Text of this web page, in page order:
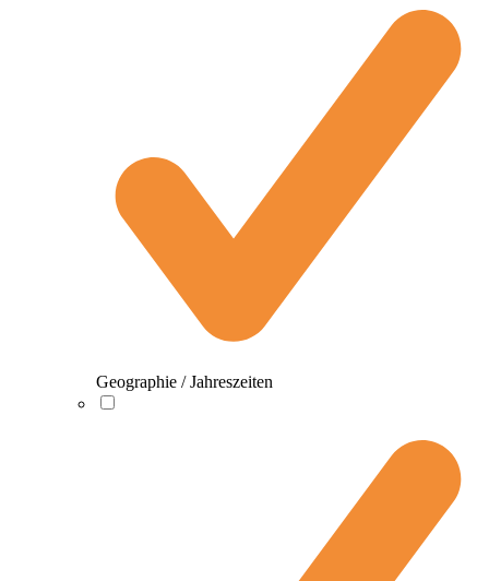
Geographie / Jahreszeiten